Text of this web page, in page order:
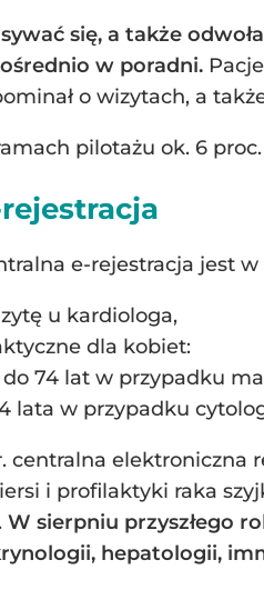
się, a także
w poradni.
o wizytach, a
pilotażu ok. 6
e-rejestracja jest
u kardiologa,
dla kobiet:
74 lat w przypadku
lata w przypadku
centralna elektroniczna
i profilaktyki raka
W sierpniu przyszłego
hepatologii,